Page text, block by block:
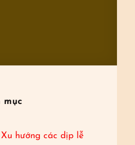
mục
Xu hướng các dịp lễ